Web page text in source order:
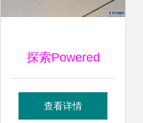
探索Powered
Discuz论坛中的变
查看详情